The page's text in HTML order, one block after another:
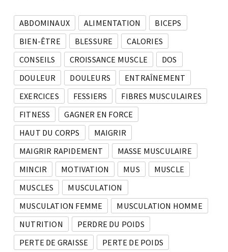
ABDOMINAUX ALIMENTATION
BICEPS
BIEN-ÊTRE
BLESSURE
CALORIES
CONSEILS
CROISSANCE MUSCLE
DOS
DOULEUR
DOULEURS
ENTRAÎNEMENT
EXERCICES
FESSIERS
FIBRES MUSCULAIRES
FITNESS
GAGNER EN FORCE
HAUT DU CORPS
MAIGRIR
MAIGRIR RAPIDEMENT
MASSE MUSCULAIRE
MINCIR
MOTIVATION MUS
MUSCLE
MUSCLES
MUSCULATION
MUSCULATION FEMME
MUSCULATION HOMME
NUTRITION
PERDRE DU POIDS
PERTE DE GRAISSE
PERTE DE POIDS